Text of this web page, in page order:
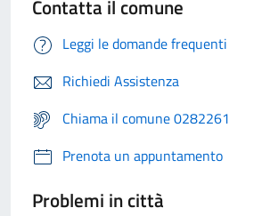
Contatta il comune
Leggi le domande frequenti
Richiedi Assistenza
Chiama il comune 0282261
Prenota un appuntamento
Problemi in città